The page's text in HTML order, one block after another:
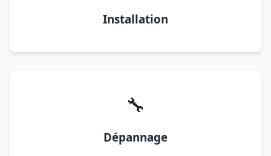
Installation
🔧
Dépannage